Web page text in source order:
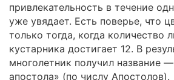
привлекательность в течение
уже увядает. Есть поверье, что
только тогда, когда количество
кустарника достигает 12. В
многолетник получил название
апостола» (по числу Апостолов).